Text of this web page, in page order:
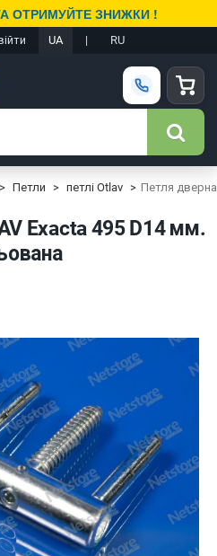
ОТРИМУЙТЕ ЗНИЖКИ !
UA | RU
Петли петлі Otlav Петля
Exacta 495 D14 мм.